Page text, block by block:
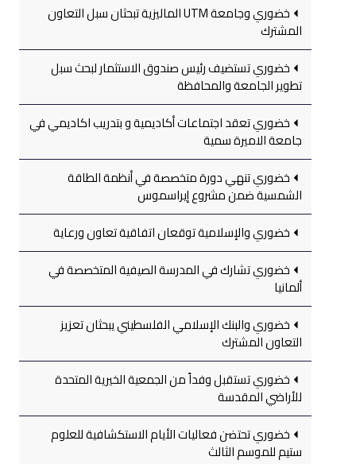
خضوري وجامعة UTM الماليزية تبحثان سبل التعاون
المشترك
خضوري تستضيف رئيس صندوق الاستثمار لبحث سبل
تطوير الجامعة والمحافظة
خضوري تعقد اجتماعات أكاديمية و بتدريب اكاديمي في
جامعة الاميرة سمية
خضوري تنهي دورة متخصصة في أنظمة الطاقة
الشمسية ضمن مشروع إيراسموس
خضوري والإسلامية توقعان اتفاقية تعاون ورعاية
خضوري تشارك في المدرسة الصيفية المتخصصة في
ألمانيا
خضوري والبنك الإسلامي الفلسطيني يبحثان تعزيز
التعاون المشترك
خضوري تستقبل وفداً من الجمعية الخيرية المتحدة
للأراضي المقدسة
خضوري تحتضن فعاليات الأيام الاستكشافية للعلوم
ستيم للموسم الثالث